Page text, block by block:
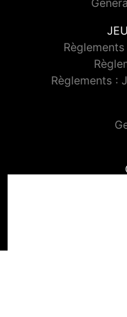
Règlements :